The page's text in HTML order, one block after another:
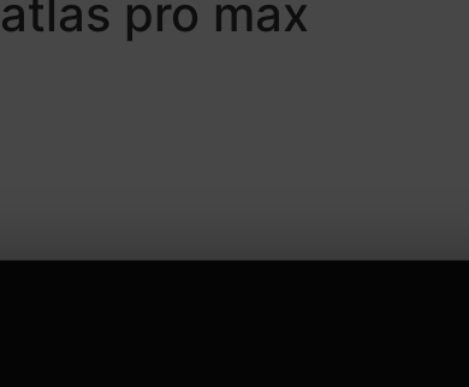
pro max